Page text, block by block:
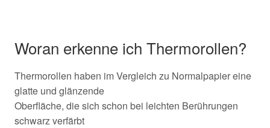
Woran erkenne ich Thermorollen?
Thermorollen haben im Vergleich zu Normalpapier eine
glatte und glänzende
Oberfläche, die sich schon bei leichten Berührungen
schwarz verfärbt